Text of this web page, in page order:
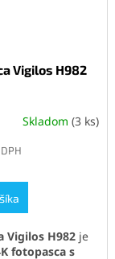
Vigilos H982
Skladom(3 ks)
Vigilos H982je
fotopasca s